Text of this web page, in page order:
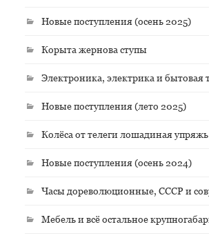
Новые поступления (осень 2025)
Корыта жернова ступы
Электроника, электрика и бытовая
Новые поступления (лето 2025)
Колёса от телеги лошадиная упряжь
Новые поступления (осень 2024)
Часы дореволюционные, СССР и
Мебель и всё остальное